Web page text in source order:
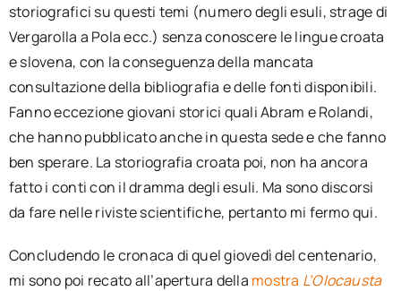
storiografici su questi temi (numero degli esuli, strage di
Vergarolla a Pola ecc.) senza conoscere le lingue croata
e slovena, con la conseguenza della mancata
consultazione della bibliografia e delle fonti disponibili.
Fanno eccezione giovani storici quali Abram e Rolandi,
che hanno pubblicato anche in questa sede e che fanno
ben sperare. La storiografia croata poi, non ha ancora
fatto i conti con il dramma degli esuli. Ma sono discorsi
da fare nelle riviste scientifiche, pertanto mi fermo qui.
Concludendo le cronaca di quel giovedì del centenario,
mi sono poi recato all’apertura della mostra L’Olocausta